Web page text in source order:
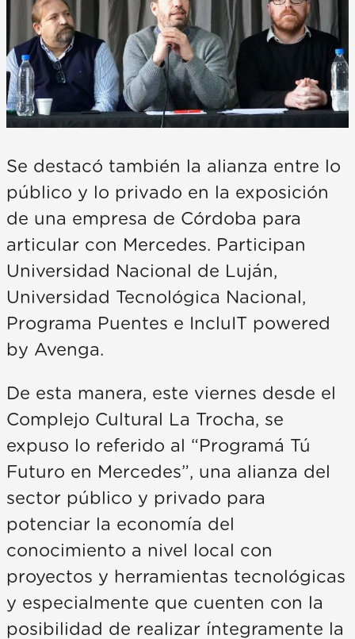
Se destacó también la alianza entre lo
público y lo privado en la exposición
de una empresa de Córdoba para
articular con Mercedes. Participan
Universidad Nacional de Luján,
Universidad Tecnológica Nacional,
Programa Puentes e IncluIT powered
by Avenga.
De esta manera, este viernes desde el
Complejo Cultural La Trocha, se
expuso lo referido al “Programá Tú
Futuro en Mercedes”, una alianza del
sector público y privado para
potenciar la economía del
conocimiento a nivel local con
proyectos y herramientas tecnológicas
y especialmente que cuenten con la
posibilidad de realizar íntegramente la